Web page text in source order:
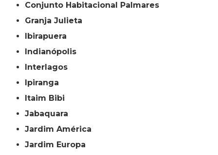
Conjunto Habitacional Palmares
Granja Julieta
Ibirapuera
Indianópolis
Interlagos
Ipiranga
Itaim Bibi
Jabaquara
Jardim América
Jardim Europa